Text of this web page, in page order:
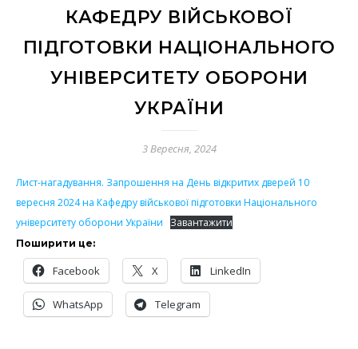
КАФЕДРУ ВІЙСЬКОВОЇ
ПІДГОТОВКИ НАЦІОНАЛЬНОГО
УНІВЕРСИТЕТУ ОБОРОНИ
УКРАЇНИ
3 Вересня, 2024
Лист-нагадування. Запрошення на День відкритих дверей 10
вересня 2024 на Кафедру військової підготовки Національного
університету оборони України
Завантажити
Поширити це:
Facebook X LinkedIn
WhatsApp Telegram